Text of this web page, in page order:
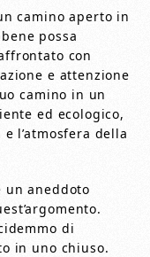
camino aperto in
possa
con
e attenzione
camino in un
ed ecologico,
l’atmosfera della
un aneddoto
di
in uno chiuso.